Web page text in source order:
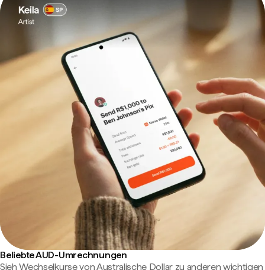
Beliebte AUD-Umrechnungen
Sieh Wechselkurse von Australische Dollar zu anderen wichtigen